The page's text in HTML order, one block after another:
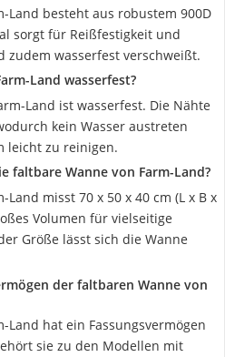
Land besteht aus robustem 900D
sorgt für Reißfestigkeit und
zudem wasserfest verschweißt.
Land wasserfest?
Land ist wasserfest. Die Nähte
kein Wasser austreten
leicht zu reinigen.
faltbare Wanne von Farm-Land?
misst 70 x 50 x 40 cm (L x B x
Volumen für vielseitige
Größe lässt sich die Wanne
der faltbaren Wanne von
Land hat ein Fassungsvermögen
sie zu den Modellen mit